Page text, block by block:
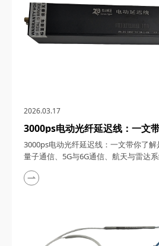
2026.03.17
3000ps电动光纤延迟线：一文
解梓冠产品在量子通信、5G与
系统、OCT等领域的实际应用
3000ps电动光纤延迟线：一文带你了
量子通信、5G与6G通信、航天与雷达
应用 3000ps电动光纤延迟线，在高速
领域，凭借其卓越的性能和广泛的应用